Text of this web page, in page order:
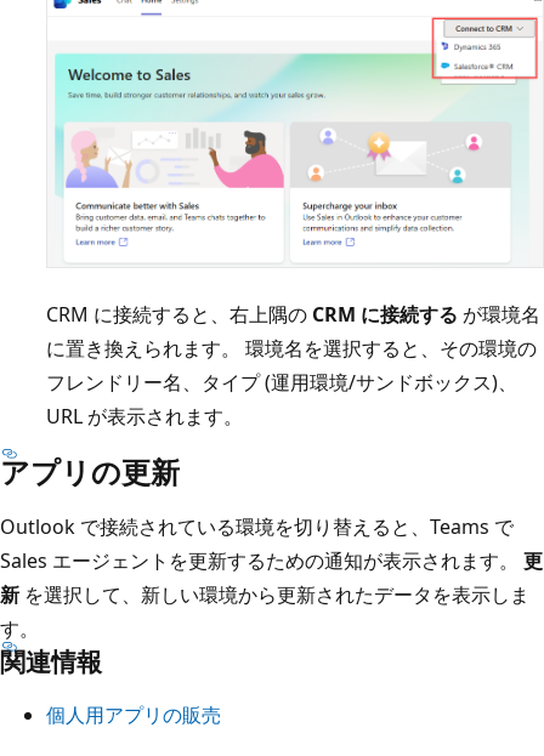
CRM に接続すると、右上隅の CRM に接続する が環境名
に置き換えられます。 環境名を選択すると、その環境の
フレンドリー名、タイプ (運用環境/サンドボックス)、
URL が表示されます。
アプリの更新
Outlook で接続されている環境を切り替えると、Teams で
Sales エージェントを更新するための通知が表示されます。 更
新 を選択して、新しい環境から更新されたデータを表示しま
す。
関連情報
個人用アプリの販売